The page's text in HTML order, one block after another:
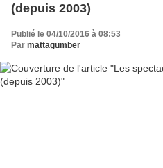
(depuis 2003)
Publié le 04/10/2016 à 08:53
Par mattagumber